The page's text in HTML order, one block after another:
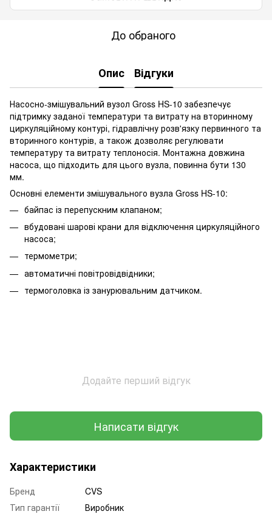
До обраного
Опис Відгуки
Насосно-змішувальний вузол Gross HS-10 забезпечує
підтримку заданої температури та витрату на вторинному
циркуляційному контурі, гідравлічну розв'язку первинного та
вторинного контурів, а також дозволяє регулювати
температуру та витрату теплоносія. Монтажна довжина
насоса, що підходить для цього вузла, повинна бути 130
мм.
Основні елементи змішувального вузла Gross HS-10:
байпас із перепускним клапаном;
вбудовані шарові крани для відключення циркуляційного
насоса;
термометри;
автоматичні повітровідвідники;
термоголовка із занурювальним датчиком.
Додайте перший відгук
Написати відгук
Характеристики
Бренд
CVS
Тип гарантії
Виробник